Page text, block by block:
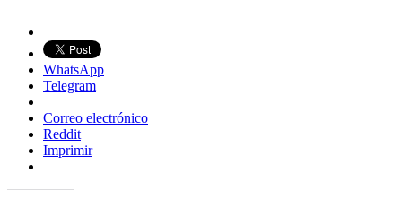
WhatsApp
Telegram
Correo electrónico
Reddit
Imprimir